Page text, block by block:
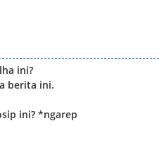
ini?
berita ini.
ini? *ngarep